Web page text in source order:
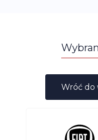
Wróć do